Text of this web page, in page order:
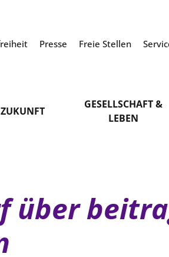
Presse Freie Stellen
ZUKUNFT
GESELLSCHAFT &
LEBEN
über